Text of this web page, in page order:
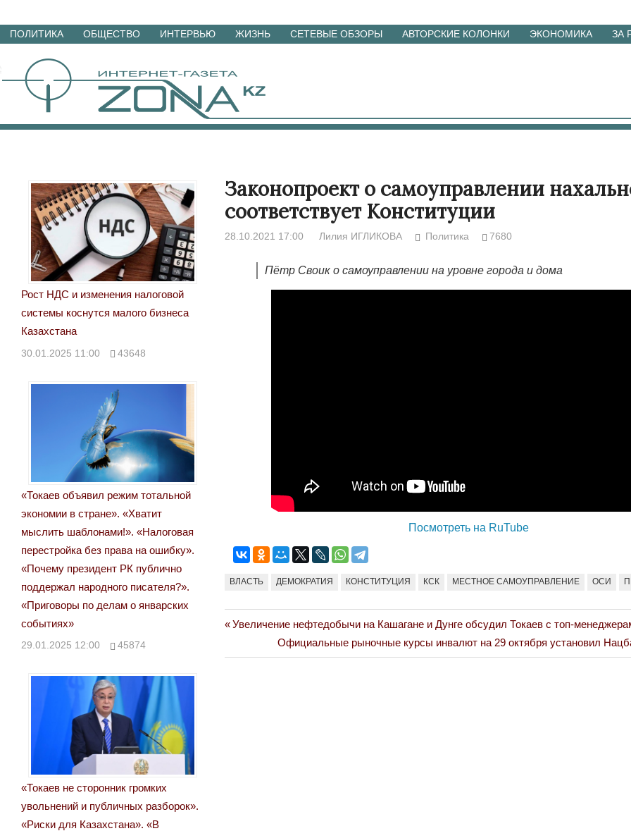
Перейти
материалам
ПОЛИТИКА ОБЩЕСТВО ИНТЕРВЬЮ ЖИЗНЬ СЕТЕВЫЕ ОБЗОРЫ АВТОРСКИЕ КОЛОНКИ ЭКОНОМИКА ЗА
Законопроект о самоуправлении
соответствует Конституции
28.10.2021 17:00 Лилия ИГЛИКОВА Политика 7680
Пётр Своик о самоуправлении на уровне города и дома
Посмотреть на RuTube
ВЛАСТЬ ДЕМОКРАТИЯ КОНСТИТУЦИЯ КСК МЕСТНОЕ САМОУПРАВЛЕНИЕ ОСИ
Навигация
по
Previous
Увеличение нефтедобычи на Кашагане и Дунге обсудил Токаев с топ-
Next
Post:
Официальные рыночные курсы инвалют на 29 октября установил
Рост НДС и изменения налоговой
системы коснутся малого бизнеса
Казахстана
30.01.2025 11:00 43648
«Токаев объявил режим тотальной
экономии в стране». «Хватит
мыслить шаблонами!». «Налоговая
перестройка без права на ошибку».
«Почему президент РК публично
поддержал народного писателя?».
«Приговоры по делам о январских
событиях»
29.01.2025 12:00 45874
«Токаев не сторонник громких
увольнений и публичных разборок».
«Риски для Казахстана». «В
Война